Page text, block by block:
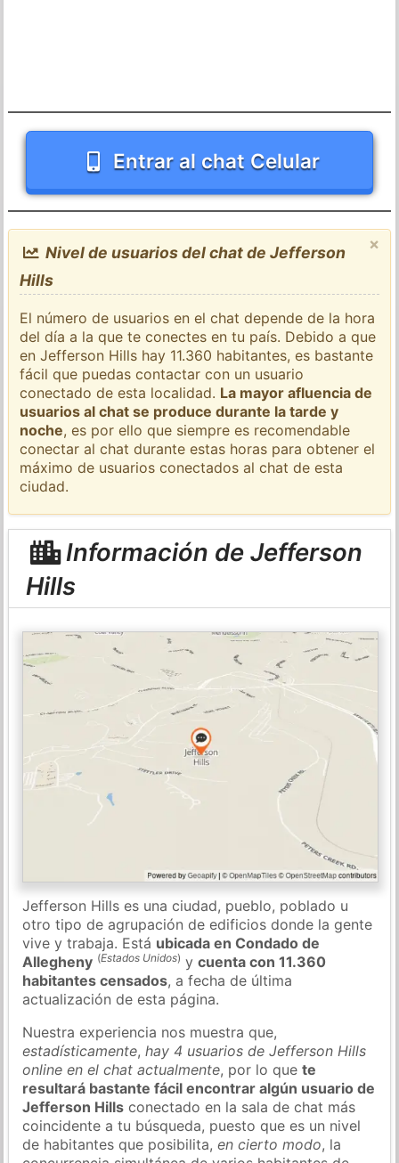
Entrar al chat Celular
×
Nivel de usuarios del chat de Jefferson
Hills
El número de usuarios en el chat depende de la hora
del día a la que te conectes en tu país. Debido a que
en Jefferson Hills hay 11.360 habitantes, es bastante
fácil que puedas contactar con un usuario
conectado de esta localidad. La mayor afluencia de
usuarios al chat se produce durante la tarde y
noche, es por ello que siempre es recomendable
conectar al chat durante estas horas para obtener el
máximo de usuarios conectados al chat de esta
ciudad.
Información de Jefferson
Hills
Jefferson Hills es una ciudad, pueblo, poblado u
otro tipo de agrupación de edificios donde la gente
vive y trabaja. Está ubicada en Condado de
Allegheny (Estados Unidos) ycuenta con 11.360
habitantes censados, a fecha de última
actualización de esta página.
Nuestra experiencia nos muestra que,
estadísticamente,hay 4 usuarios de Jefferson Hills
online en el chat actualmente, por lo quete
resultará bastante fácil encontrar algún usuario de
Jefferson Hills conectado en la sala de chat más
coincidente a tu búsqueda, puesto que es un nivel
de habitantes que posibilita,en cierto modo, la